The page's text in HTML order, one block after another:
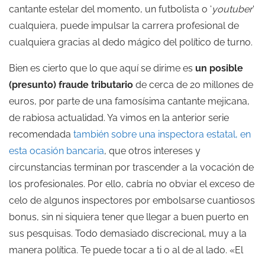
cantante estelar del momento, un futbolista o ‘youtuber‘
cualquiera, puede impulsar la carrera profesional de
cualquiera gracias al dedo mágico del político de turno.
Bien es cierto que lo que aquí se dirime es un posible
(presunto) fraude tributario de cerca de 20 millones de
euros, por parte de una famosísima cantante mejicana,
de rabiosa actualidad. Ya vimos en la anterior serie
recomendada también sobre una inspectora estatal, en
esta ocasión bancaria, que otros intereses y
circunstancias terminan por trascender a la vocación de
los profesionales. Por ello, cabría no obviar el exceso de
celo de algunos inspectores por embolsarse cuantiosos
bonus, sin ni siquiera tener que llegar a buen puerto en
sus pesquisas. Todo demasiado discrecional, muy a la
manera política. Te puede tocar a ti o al de al lado. «El